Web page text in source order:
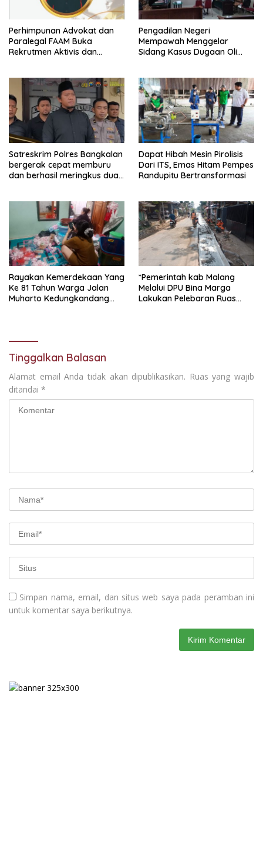
Perhimpunan Advokat dan
Paralegal FAAM Buka
Rekrutmen Aktivis dan
Pengadilan Negeri
Mempawah Menggelar
Sidang Kasus Dugaan Oli
Penipuan Dari Jaringan
Pemasok PT. DAB
Satreskrim Polres Bangkalan
bergerak cepat memburu
dan berhasil meringkus dua
Sidoarjo dan HP (25) warga
Tulungagung.
Dapat Hibah Mesin Pirolisis
Dari ITS, Emas Hitam Pempes
Randupitu Bertransformasi
Rayakan Kemerdekaan Yang
Ke 81 Tahun Warga Jalan
Muharto Kedungkandang
*Pemerintah kab Malang
Melalui DPU Bina Marga
Lakukan Pelebaran Ruas
Tinggalkan Balasan
Alamat email Anda tidak akan dipublikasikan. Ruas yang wajib
ditandai *
Simpan nama, email, dan situs web saya pada peramban ini
untuk komentar saya berikutnya.